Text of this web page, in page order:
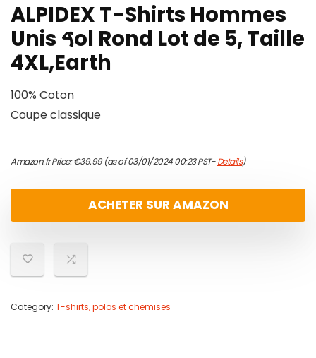
ALPIDEX T-Shirts Hommes
Unis ࠃol Rond Lot de 5, Taille
4XL,Earth
100% Coton
Coupe classique
Amazon.fr Price:€39.99(as of 03/01/2024 00:23 PST-Details)
ACHETER SUR AMAZON
Category: T-shirts, polos et chemises